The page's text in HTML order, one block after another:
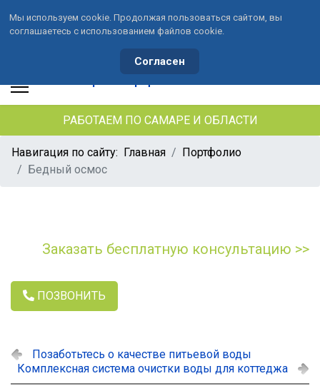
+7 (846) 33-490-33
+7 (991) 459-10-34
waterson-s@ya.ru
РАБОТАЕМ ПО САМАРЕ И ОБЛАСТИ
Навигация по сайту: Главная
Портфолио
Бедный осмос
Заказать бесплатную консультацию >>
ПОЗВОНИТЬ
Позаботьтесь о качестве питьевой воды
Комплексная система очистки воды для коттеджа
Мы используем cookie. Продолжая пользоваться сайтом, вы
соглашаетесь с использованием файлов cookie.
Согласен